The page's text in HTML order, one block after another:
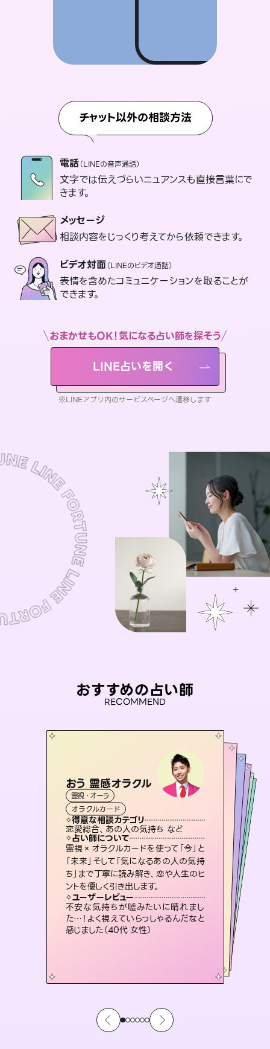
チャット以外の相談方法
電話（LINEの音声通話）
文字では伝えづらいニュアンスも直接言葉にで
きます。
メッセージ
相談内容をじっくり考えてから依頼できます。
ビデオ対面（LINEのビデオ通話）
表情を含めたコミュニケーションを取ることが
できます。
おまかせもOK！気になる占い師を探そう
LINE占いを開く
※LINEアプリ内のサービスページへ遷移します
おすすめの占い師
RECOMMEND
おう 霊感オラクル
霊視・オーラ
オラクルカード
得意な相談カテゴリ
恋愛総合、あの人の気持ち など
占い師について
霊視×オラクルカードを使って「今」と
「未来」そして「気になるあの人の気持
ち」まで丁寧に読み解き、恋や人生のヒ
ントを優しく引き出します。
ユーザーレビュー
不安な気持ちが嘘みたいに晴れまし
た…！よく視えていらっしゃるんだなと
感じました（40代 女性）
桃源珠羽（とうげんみう
霊視・オーラ
スピリチュアル・リーディング
得意な相談カテゴリ
片想い、あの人の気持ち、復縁 など
占い師について
恋愛のお悩みの中でも特に「曖昧な関
係」の相談を得意としており、友達以上
恋人未満なお相手との今後や本音を丁
寧に読み解き恋愛成就へと導きます。
ユーザーレビュー
鑑定していただいてアドバイス通りに行
動すると仲が復活してきました。ありが
とうございました（40代 女性）
未来視師＊花
霊視・オーラ
スピリチュアル・リーディング
得意な相談カテゴリ
出逢い、片想い、復縁 など
占い師について
未来には何パターンもの選択肢があり
ます。不安で視えにくくなっているあな
たの素敵な未来を見つけ、その未来を
選択できるようアドバイスします。
ユーザーレビュー
職場の人の性質や人間関係、本心など
本当によく視えていてびっくり。対策が
打てて前向きになれます（40代）
アイリス -iris-
西洋占星術
ルーン
得意な相談カテゴリ
恋愛総合、片想い、二人の未来 など
占い師について
復縁、恋愛、不倫の行方、同性愛や片思い、仕事関係や借金問題まで知りたいことや心の負担になっていることを紐解き、背中をそっと押して導きます。
ユーザーレビュー
安心感のあり、言い切ってくれる所や濁
さない鑑定のおかげで、毎回自分の気
持ちを整えられます（30代 男性）
セラピスト理恵
スピリチュアル・リーディング
得意な相談カテゴリ
片想い、二人の未来、年の差 など
占い師について
連絡再開、復縁、成就などの報告実績
多数。セラピストとして2万超の施術経
験があるからこそできる鑑定で、より良
い未来をサポートします。
ユーザーレビュー
とても心温まる鑑定でした。しかもこち
らは何も言っていないのに視えていらっ
しゃるんだなと驚きです（30代女性）
霊視・オーラ
スピリチュアル・リーディング
得意な相談カテゴリ
片想い、あの人の気持ち、復縁 など
占い師について
3,700年以上の歴史を持つ東洋最古の
占術「易占」で詳細まで占い、幸せへ向
かう道筋を示します。厳しい結果にも具
体的な対策をお伝えします。
ユーザーレビュー
複雑な背景もしっかり聞いて鑑定して
いただけました。気持ちが楽になりまし
た（50代 女性）